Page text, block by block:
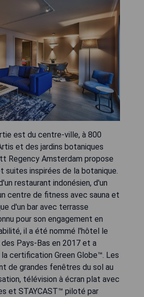
est du centre-ville, à 800
et des jardins botaniques
Regency Amsterdam propose
suites inspirées de la botanique.
restaurant indonésien, d'un
centre de fitness avec sauna et
d'un bar avec terrasse
pour son engagement en
il a été nommé l'hôtel le
Pays-Bas en 2017 et a
certification Green Globe™. Les
de grandes fenêtres du sol au
télévision à écran plat avec
et STAYCAST™ piloté par